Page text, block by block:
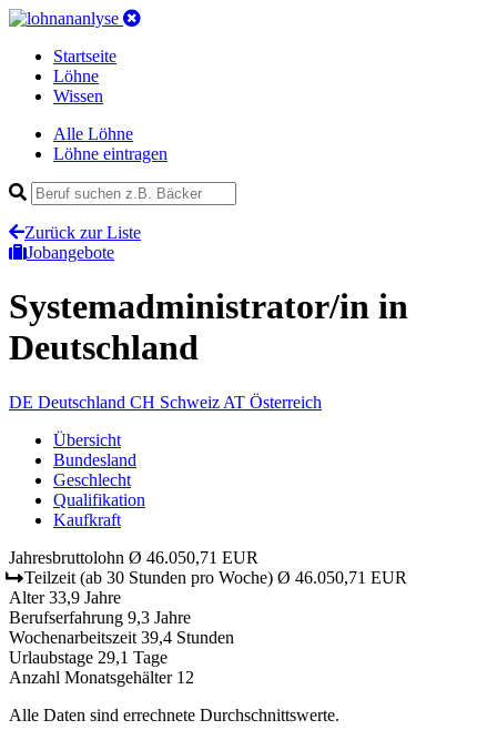
Startseite
Löhne
Wissen
Alle Löhne
Löhne eintragen
Zurück zur Liste
Jobangebote
Systemadministrator/in in
Deutschland
DE Deutschland CH Schweiz AT Österreich
Übersicht
Bundesland
Geschlecht
Qualifikation
Kaufkraft
Jahresbruttolohn Ø 46.050,71 EUR
Teilzeit (ab 30 Stunden pro Woche) Ø 46.050,71 EUR
Alter 33,9 Jahre
Berufserfahrung 9,3 Jahre
Wochenarbeitszeit 39,4 Stunden
Urlaubstage 29,1 Tage
Anzahl Monatsgehälter 12
Alle Daten sind errechnete Durchschnittswerte.